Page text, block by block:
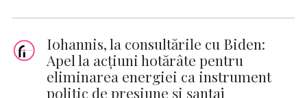
Iohannis, la consultările cu Biden:
Apel la acţiuni hotărâte pentru
eliminarea energiei ca instrument
politic de presiune şi şantaj